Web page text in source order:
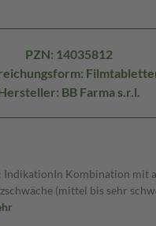
PZN: 14035812
BB Farma s.r.l.
IndikationIn Kombination mit
(mittel bis sehr